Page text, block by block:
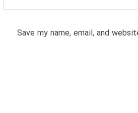
Save my name, email, and